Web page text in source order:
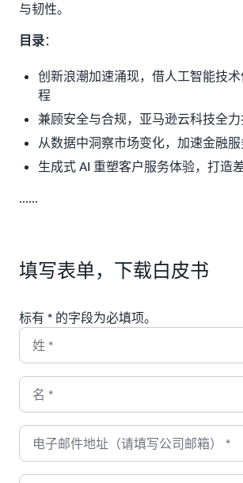
与韧性。
目录：
创新浪潮加速涌现，借人工智能技
程
兼顾安全与合规，亚马逊云科技全
从数据中洞察市场变化，加速金融
生成式 AI 重塑客户服务体验，打造
......
填写表单，下载白皮书
标有 * 的字段为必填项。
姓 *
名 *
电子邮件地址（请填写公司邮箱） *